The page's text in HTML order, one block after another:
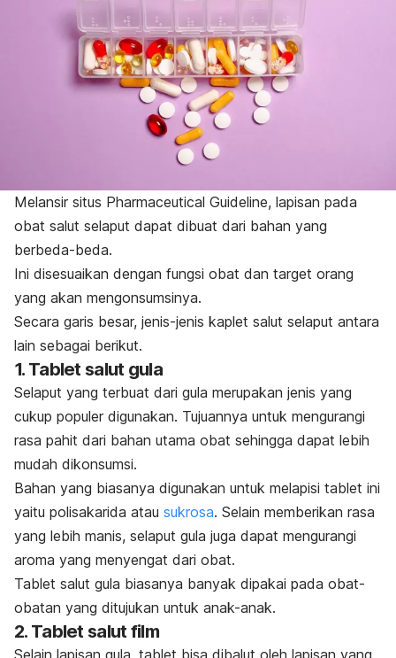
Melansir situs Pharmaceutical Guideline, lapisan pada
obat salut selaput dapat dibuat dari bahan yang
berbeda-beda.
Ini disesuaikan dengan fungsi obat dan target orang
yang akan mengonsumsinya.
Secara garis besar, jenis-jenis kaplet salut selaput antara
lain sebagai berikut.
1. Tablet salut gula
Selaput yang terbuat dari gula merupakan jenis yang
cukup populer digunakan. Tujuannya untuk mengurangi
rasa pahit dari bahan utama obat sehingga dapat lebih
mudah dikonsumsi.
Bahan yang biasanya digunakan untuk melapisi tablet ini
yaitu polisakarida atau sukrosa. Selain memberikan rasa
yang lebih manis, selaput gula juga dapat mengurangi
aroma yang menyengat dari obat.
Tablet salut gula biasanya banyak dipakai pada obat-
obatan yang ditujukan untuk anak-anak.
2. Tablet salut film
Selain lapisan gula, tablet bisa dibalut oleh lapisan yang